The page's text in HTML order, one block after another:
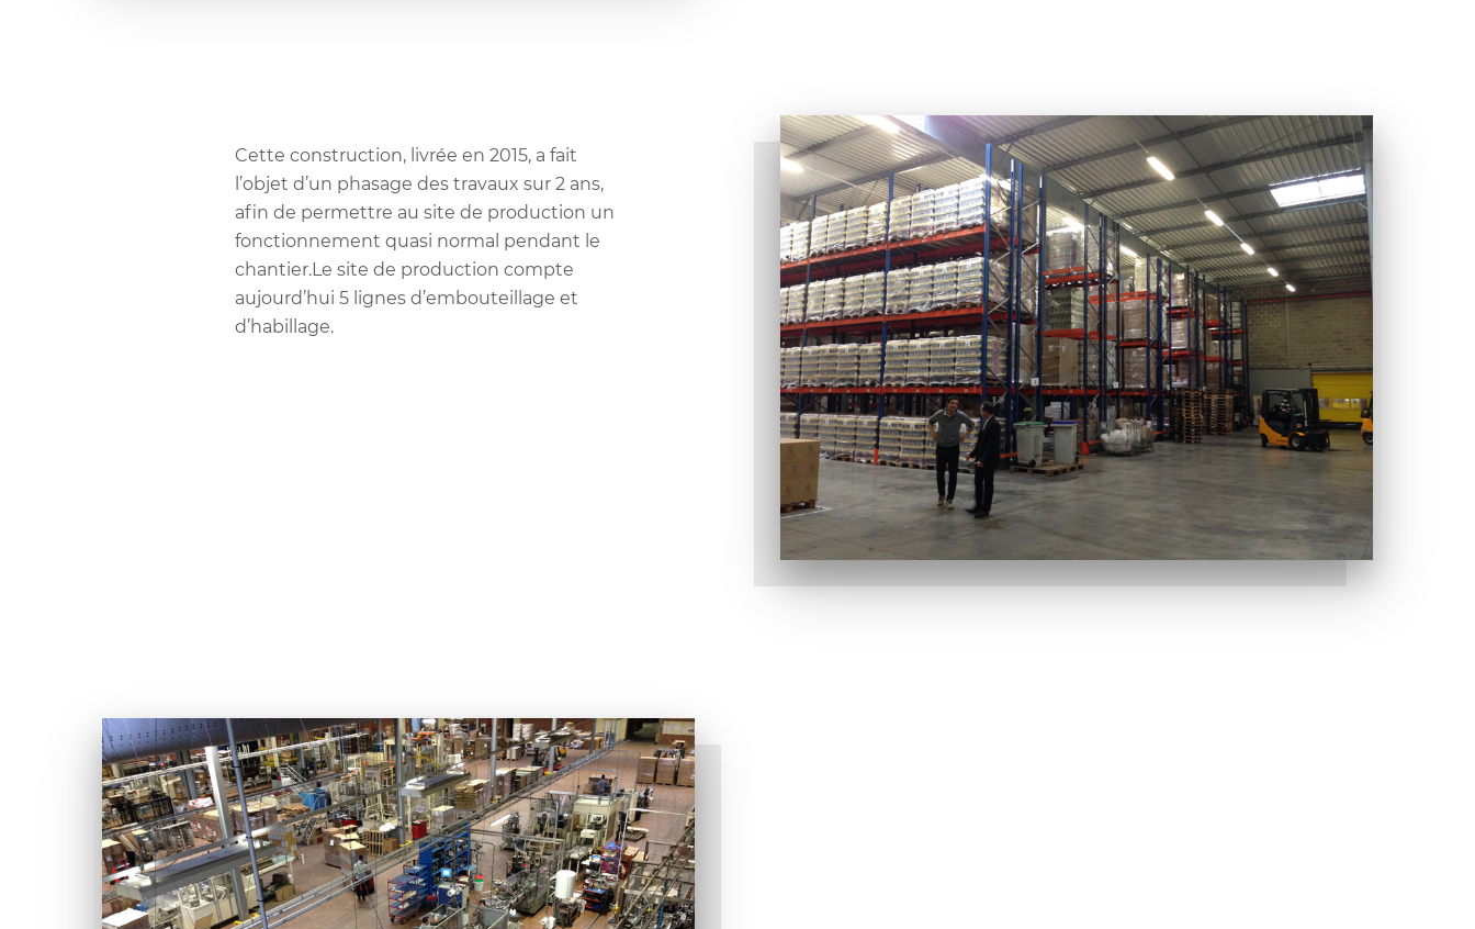
Cette construction, livrée en 2015, a fait
l’objet d’un phasage des travaux sur 2 ans,
afin de permettre au site de production un
fonctionnement quasi normal pendant le
chantier.Le site de production compte
aujourd’hui 5 lignes d’embouteillage et
d’habillage.